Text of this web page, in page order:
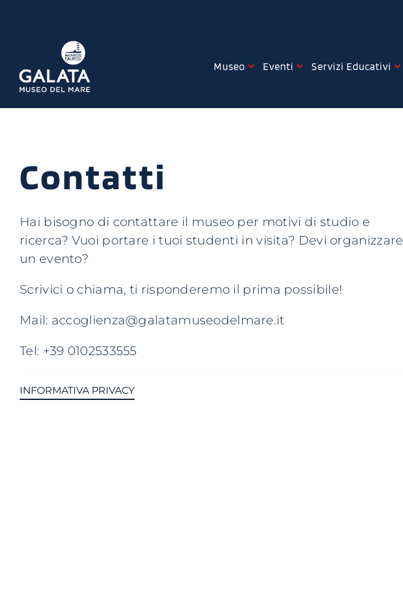
contenuto
Museo Eventi Servizi Educativi
Contatti
Hai bisogno di contattare il museo per motivi di studio e
ricerca? Vuoi portare i tuoi studenti in visita? Devi organizzare
un evento?
Scrivici o chiama, ti risponderemo il prima possibile!
Mail: accoglienza@galatamuseodelmare.it
Tel: +39 0102533555
INFORMATIVA PRIVACY